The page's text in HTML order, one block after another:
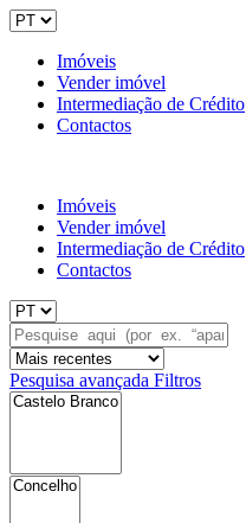
Imóveis
Vender imóvel
Intermediação de Crédito
Contactos
Imóveis
Vender imóvel
Intermediação de Crédito
Contactos
Pesquisa avançada Filtros